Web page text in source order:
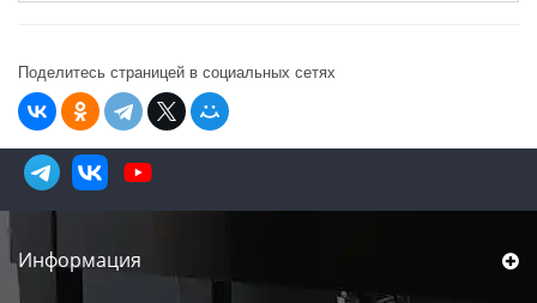
Поделитесь страницей в социальных сетях
Информация